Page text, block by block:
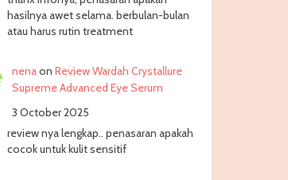
hasilnya awet selama. berbulan-bulan
atau harus rutin treatment
nenaonReview Wardah Crystallure
Supreme Advanced Eye Serum
3 October 2025
review nya lengkap.. penasaran apakah
cocok untuk kulit sensitif